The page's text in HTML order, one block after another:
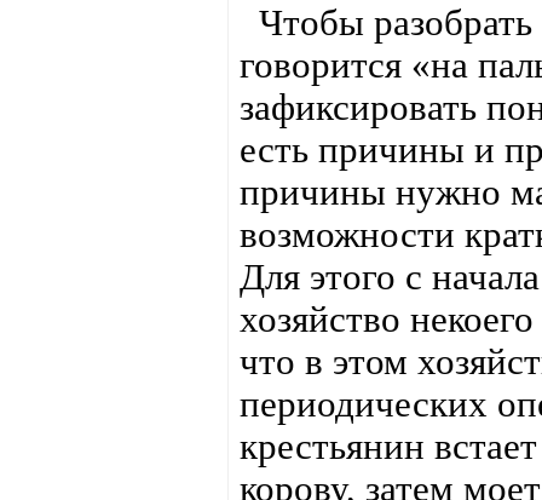
Чтобы
говорится «на
зафиксировать
есть причины и
причины нужно
возможности
Для этого с
хозяйство
что в этом
периодических
крестьянин
корову, затем